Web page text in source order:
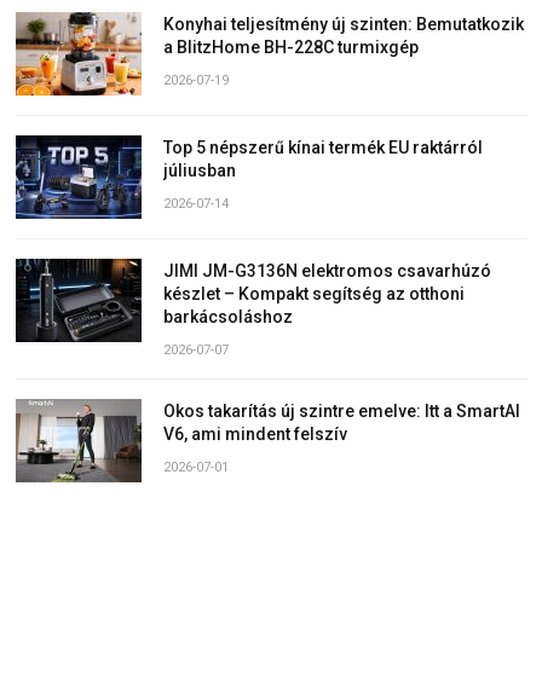
Konyhai teljesítmény új szinten: Bemutatkozik
a BlitzHome BH-228C turmixgép
2026-07-19
Top 5 népszerű kínai termék EU raktárról
júliusban
2026-07-14
JIMI JM-G3136N elektromos csavarhúzó
készlet – Kompakt segítség az otthoni
barkácsoláshoz
2026-07-07
Okos takarítás új szintre emelve: Itt a SmartAI
V6, ami mindent felszív
2026-07-01